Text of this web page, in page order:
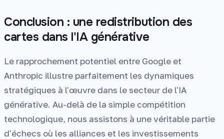
Conclusion : une redistribution des
cartes dans l'IA générative
Le rapprochement potentiel entre Google et
Anthropic illustre parfaitement les dynamiques
stratégiques à l'œuvre dans le secteur de l'IA
générative. Au-delà de la simple compétition
technologique, nous assistons à une véritable partie
d'échecs où les alliances et les investissements